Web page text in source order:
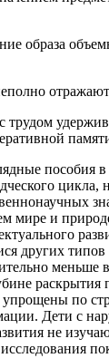
образа
трудом
пособия в
цикла,
мире и
других
меньше
раскрытия
упрощены по
Дети с
не